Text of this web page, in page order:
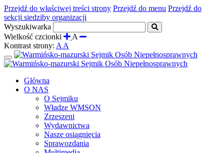
Przejdź do właściwej treści strony Przejdź do menu Przejdź do
sekcji siedziby organizacji
Wyszukiwarka
Wielkość czcionki
A
Kontrast strony: A A
Rozwiń
menu
Główna
O NAS
O Sejmiku
Władze WMSON
Zrzeszeni
Wydawnictwa
Nasze osiągnięcia
Sprawozdania